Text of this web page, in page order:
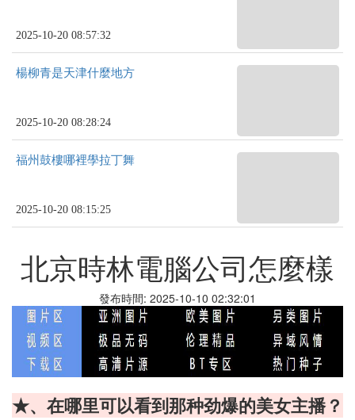
2025-10-20 08:57:32
楊柳青是天津什麼地方
2025-10-20 08:28:24
福州鼓樓哪裡學拉丁舞
2025-10-20 08:15:25
北京時林電腦公司怎麼樣
發布時間: 2025-10-10 02:32:01
★、在哪里可以看到那种劲爆的美女主播？